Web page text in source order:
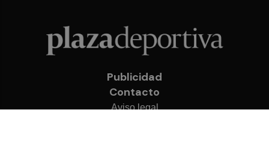
Publicidad
Contacto
Aviso legal